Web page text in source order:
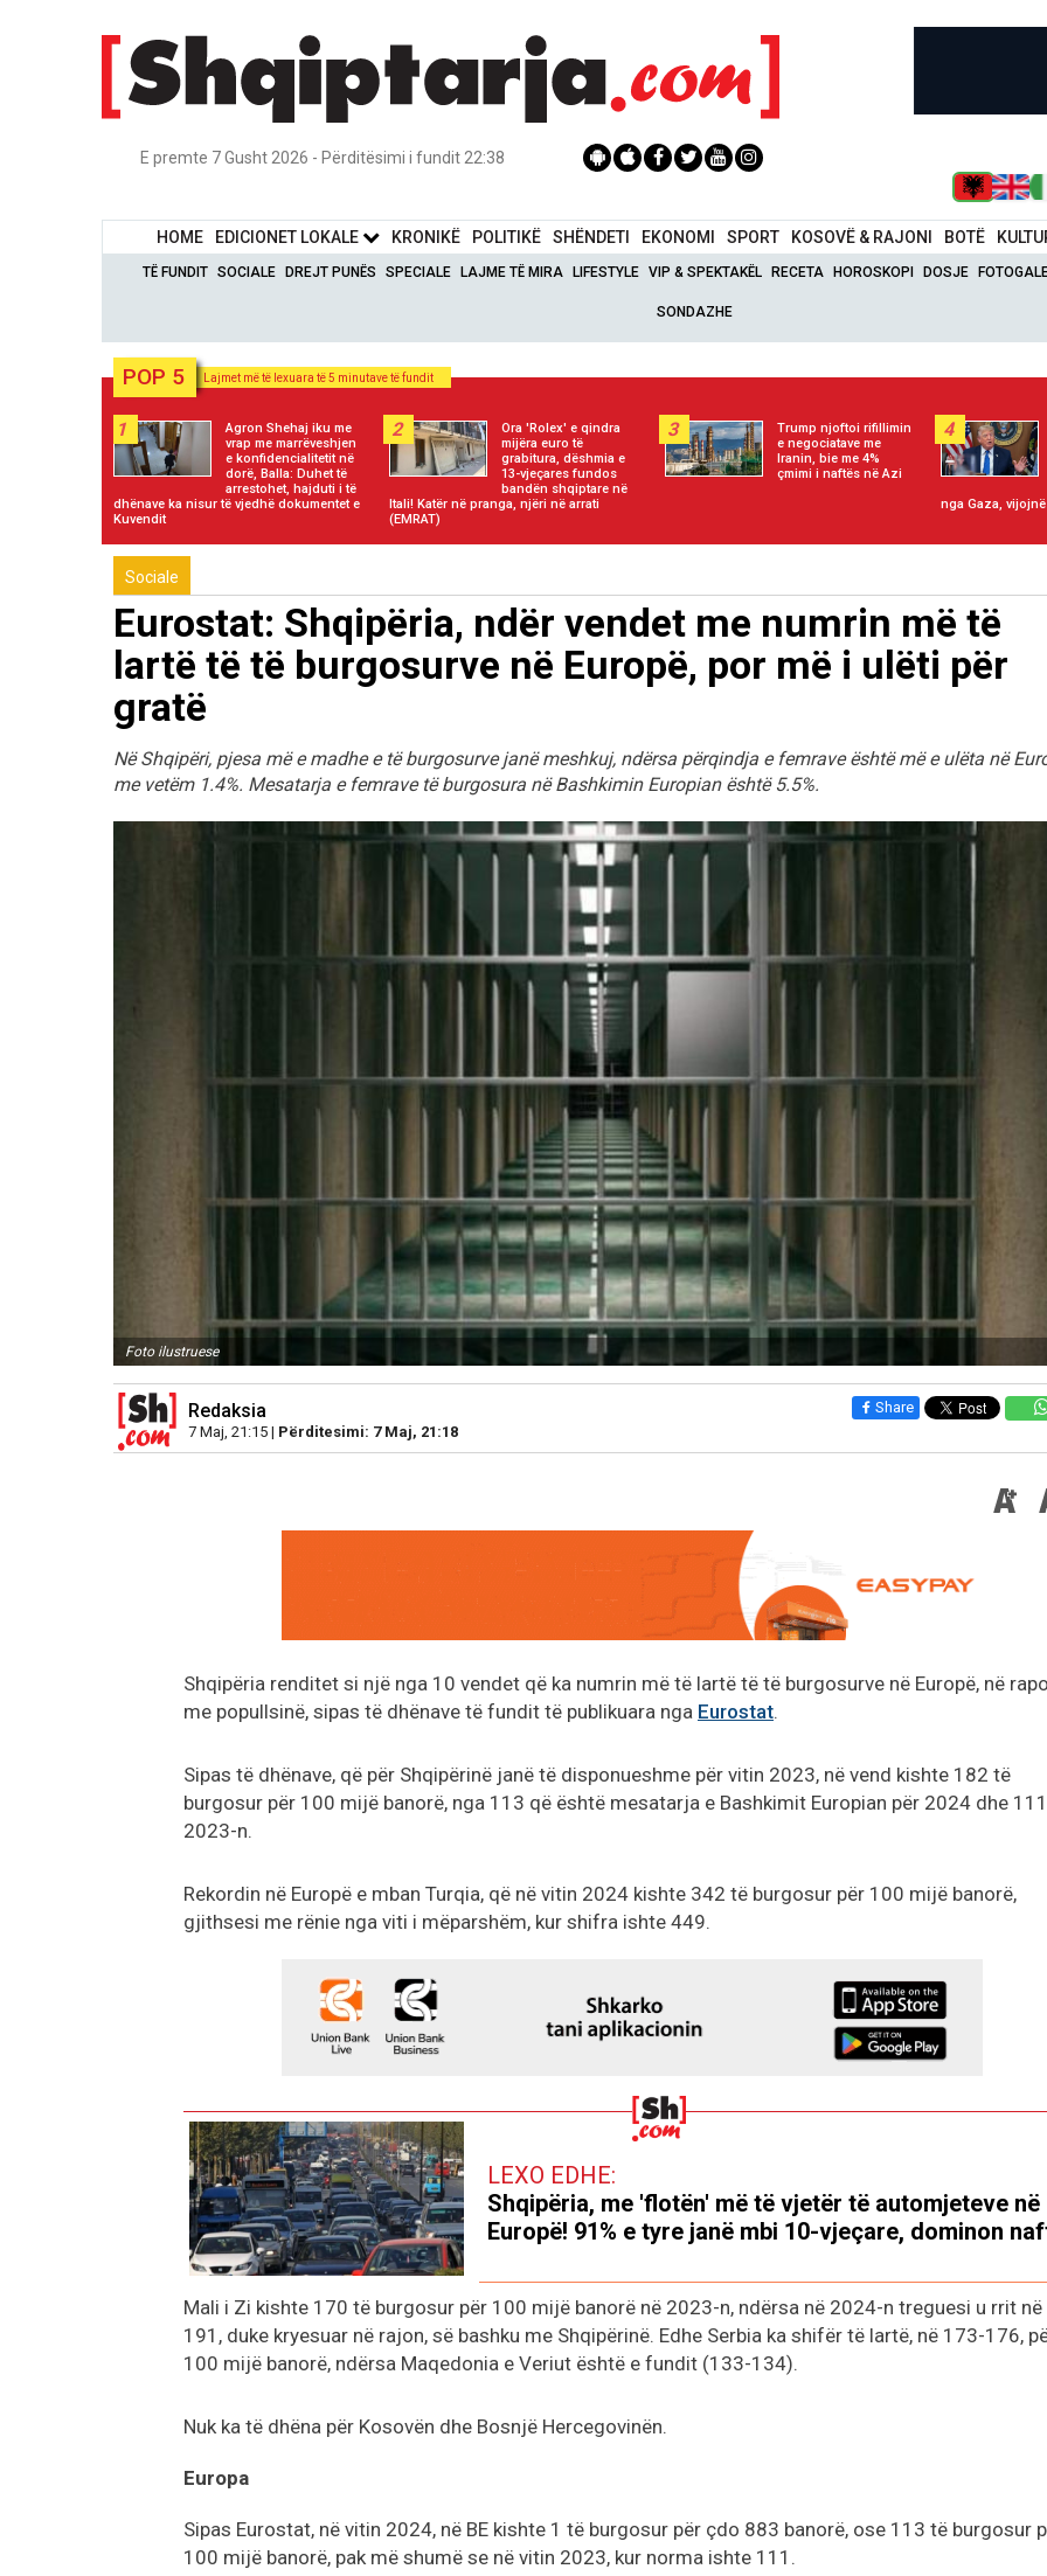
E premte 7 Gusht 2026 - Përditësimi i fundit 22:38
HOME EDICIONET LOKALE KRONIKË POLITIKË SHËNDETI EKONOMI SPORT KOSOVË & RAJONI BOTË
TË FUNDIT SOCIALE DREJT PUNËS SPECIALE LAJME TË MIRA LIFESTYLE VIP & SPEKTAKËL RECETA HOROSKOPI DOSJE
SONDAZHE
POP 5 Lajmet më të lexuara të 5 minutave të fundit
1
Agron Shehaj iku me
vrap me marrëveshjen
e konfidencialitetit në
dorë, Balla: Duhet të
arrestohet, hajduti i të
dhënave ka nisur të vjedhë dokumentet e
Kuvendit
2
Ora 'Rolex' e qindra
mijëra euro të
grabitura, dëshmia e
13-vjeçares fundos
bandën shqiptare në
Itali! Katër në pranga, njëri në arrati
(EMRAT)
3
Trump njoftoi rifillimin
e negociatave me
Iranin, bie me 4%
çmimi i naftës në Azi
4
nga Gaza,
Sociale
Eurostat: Shqipëria, ndër vendet me numrin më të
lartë të të burgosurve në Europë, por më i ulëti për
gratë
Në Shqipëri, pjesa më e madhe e të burgosurve janë meshkuj, ndërsa përqindja e femrave është më e ulëta në
me vetëm 1.4%. Mesatarja e femrave të burgosura në Bashkimin Europian është 5.5%.
Foto ilustruese
Redaksia
7 Maj, 21:15 | Përditesimi: 7 Maj, 21:18
Share
Shqipëria renditet si një nga 10 vendet që ka numrin më të lartë të të burgosurve në Europë, në
me popullsinë, sipas të dhënave të fundit të publikuara nga Eurostat.
Sipas të dhënave, që për Shqipërinë janë të disponueshme për vitin 2023, në vend kishte 182 të
burgosur për 100 mijë banorë, nga 113 që është mesatarja e Bashkimit Europian për 2024 dhe
2023-n.
Rekordin në Europë e mban Turqia, që në vitin 2024 kishte 342 të burgosur për 100 mijë banorë,
gjithsesi me rënie nga viti i mëparshëm, kur shifra ishte 449.
LEXO EDHE:
Shqipëria, me 'flotën' më të vjetër të automjeteve në
Europë! 91% e tyre janë mbi 10-vjeçare, dominon
Mali i Zi kishte 170 të burgosur për 100 mijë banorë në 2023-n, ndërsa në 2024-n treguesi u rrit në
191, duke kryesuar në rajon, së bashku me Shqipërinë. Edhe Serbia ka shifër të lartë, në 173-176,
100 mijë banorë, ndërsa Maqedonia e Veriut është e fundit (133-134).
Nuk ka të dhëna për Kosovën dhe Bosnjë Hercegovinën.
Europa
Sipas Eurostat, në vitin 2024, në BE kishte 1 të burgosur për çdo 883 banorë, ose 113 të burgosur
100 mijë banorë, pak më shumë se në vitin 2023, kur norma ishte 111.